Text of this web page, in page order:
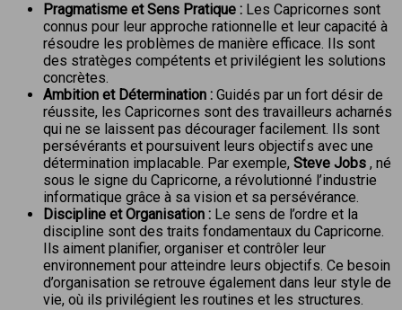
Pragmatisme et Sens Pratique : Les Capricornes sont
connus pour leur approche rationnelle et leur capacité à
résoudre les problèmes de manière efficace. Ils sont
des stratèges compétents et privilégient les solutions
concrètes.
Ambition et Détermination : Guidés par un fort désir de
réussite, les Capricornes sont des travailleurs acharnés
qui ne se laissent pas décourager facilement. Ils sont
persévérants et poursuivent leurs objectifs avec une
détermination implacable. Par exemple, Steve Jobs , né
sous le signe du Capricorne, a révolutionné l’industrie
informatique grâce à sa vision et sa persévérance.
Discipline et Organisation : Le sens de l’ordre et la
discipline sont des traits fondamentaux du Capricorne.
Ils aiment planifier, organiser et contrôler leur
environnement pour atteindre leurs objectifs. Ce besoin
d’organisation se retrouve également dans leur style de
vie, où ils privilégient les routines et les structures.